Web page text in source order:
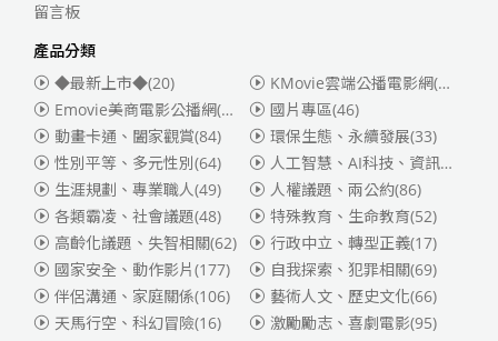
留言板
產品分類
◆最新上市◆(20)
KMovie雲端公播電影網(迪士尼、福斯、索尼)
Emovie美商電影公播網(華納)
(186)
國片專區(46)
動畫卡通、闔家觀賞(84) 環保生態、永續發展(33)
性別平等、多元性別(64) 人工智慧、AI科技、資訊安全
生涯規劃、專業職人(49) 人權議題、兩公約(86)
各類霸凌、社會議題(48) 特殊教育、生命教育(52)
高齡化議題、失智相關(62) 行政中立、轉型正義(17)
國家安全、動作影片(177) 自我探索、犯罪相關(69)
伴侶溝通、家庭關係(106) 藝術人文、歷史文化(66)
天馬行空、科幻冒險(16) 激勵勵志、喜劇電影(95)